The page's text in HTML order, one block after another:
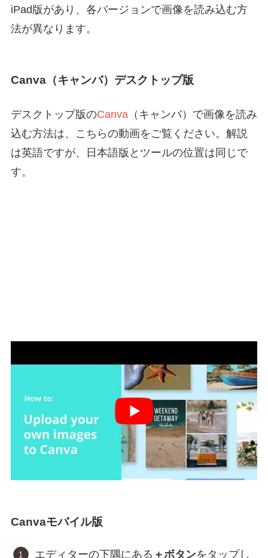
iPad版があり、各バージョンで画像を読み込む方
法が異なります。
Canva（キャンバ）デスクトップ版
デスクトップ版のCanva （キャンバ）で画像を読み
込む方法は、こちらの動画をご覧ください。解説
は英語ですが、日本語版とツールの位置は同じで
す。
Canvaモバイル版
エディターの下隅にある ＋ボタンをタップし